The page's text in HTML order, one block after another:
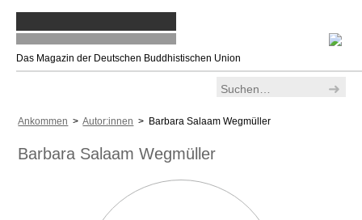
Das Magazin der Deutschen Buddhistischen Union
Ankommen >Autor:innen > Barbara Salaam Wegmüller
Barbara Salaam Wegmüller